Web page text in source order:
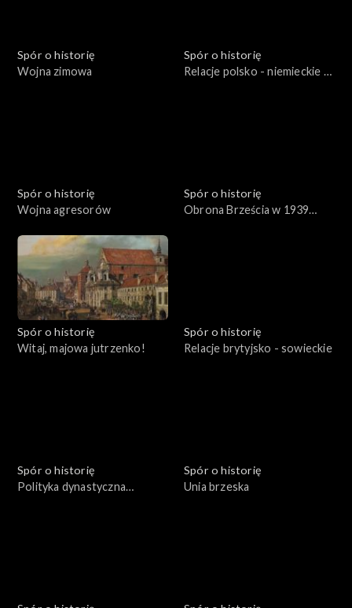
Spór o historię
Wojna zimowa
Spór o historię
Relacje polsko - niemieckie w
Spór o historię
Wojna agresorów
Spór o historię
Obrona Brześcia w 1939
Spór o historię
Witaj, majowa jutrzenko!
Spór o historię
Relacje brytyjsko - sowieckie
Spór o historię
Polityka dynastyczna
Spór o historię
Unia brzeska